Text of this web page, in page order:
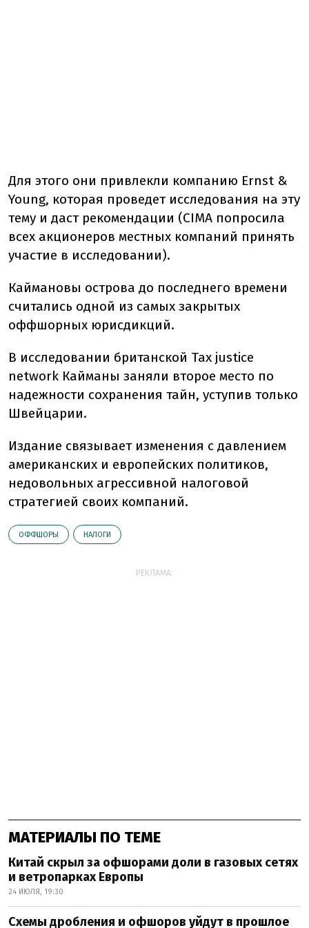
Для этого они привлекли компанию Ernst &
Young, которая проведет исследования на эту
тему и даст рекомендации (CIMA попросила
всех акционеров местных компаний принять
участие в исследовании).
Каймановы острова до последнего времени
считались одной из самых закрытых
оффшорных юрисдикций.
В исследовании британской Tax justice
network Кайманы заняли второе место по
надежности сохранения тайн, уступив только
Швейцарии.
Издание связывает изменения с давлением
американских и европейских политиков,
недовольных агрессивной налоговой
стратегией своих компаний.
ОФФШОРЫ НАЛОГИ
РЕКЛАМА:
МАТЕРИАЛЫ ПО ТЕМЕ
Китай скрыл за офшорами доли в газовых сетях
и ветропарках Европы
24 ИЮЛЯ, 19:30
Схемы дробления и офшоров уйдут в прошлое